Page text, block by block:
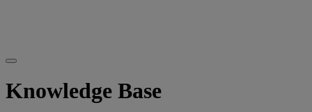
Knowledge Base